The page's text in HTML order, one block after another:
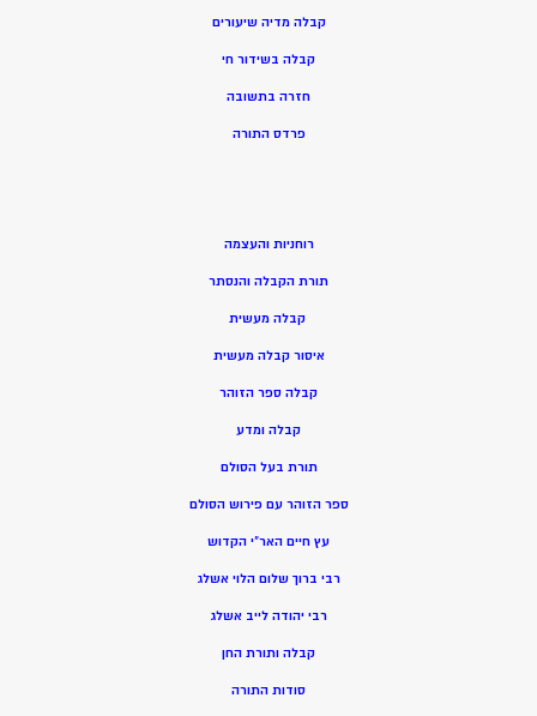
קבלה מדיה שיעורים
קבלה בשידור חי
חזרה בתשובה
פרדס התורה
רוחניות והעצמה
תורת הקבלה והנסתר
קבלה מעשית
איסור קבלה מעשית
קבלה ספר הזוהר
קבלה ומדע
תורת בעל הסולם
ספר הזוהר עם פירוש הסולם
עץ חיים האר”י הקדוש
רבי ברוך שלום הלוי אשלג
רבי יהודה לייב אשלג
קבלה ותורת החן
סודות התורה